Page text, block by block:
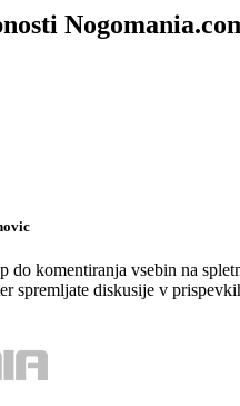
do komentiranja vsebin na
spremljate diskusije v